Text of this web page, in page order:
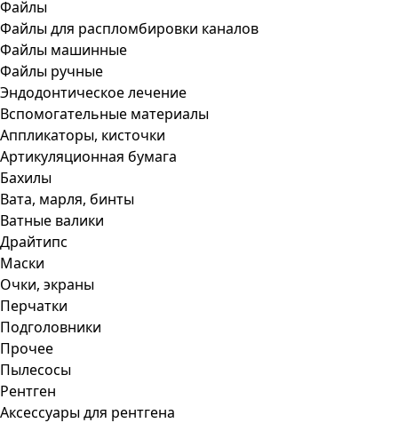
Файлы
Файлы для распломбировки каналов
Файлы машинные
Файлы ручные
Эндодонтическое лечение
Вспомогательные материалы
Аппликаторы, кисточки
Артикуляционная бумага
Бахилы
Вата, марля, бинты
Ватные валики
Драйтипс
Маски
Очки, экраны
Перчатки
Подголовники
Прочее
Пылесосы
Рентген
Аксессуары для рентгена